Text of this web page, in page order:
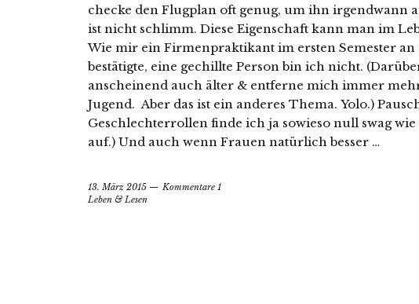
checke den Flugplan oft genug, um ihn irgendwann
ist nicht schlimm. Diese Eigenschaft kann man im
Wie mir ein Firmenpraktikant im ersten Semester an
bestätigte, eine gechillte Person bin ich nicht.
anscheinend auch älter & entferne mich immer
Jugend. Aber das ist ein anderes Thema. Yolo.)
Geschlechterrollen finde ich ja sowieso null swag
auf.) Und auch wenn Frauen natürlich besser …
13. März 2015
Kommentare 1
Leben & Lesen